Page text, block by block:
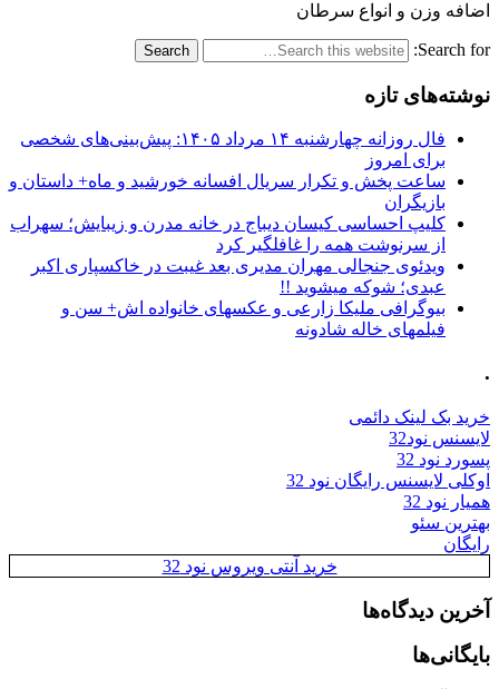
اضافه وزن و انواع سرطان
Search for:
نوشته‌های تازه
فال روزانه چهارشنبه ۱۴ مرداد ۱۴۰۵: پیش‌بینی‌های شخصی
برای امروز
ساعت پخش و تکرار سریال افسانه خورشید و ماه+ داستان و
بازیگران
کلیپ احساسی کیسان دیباج در خانه مدرن و زیبایش؛ سهراب
از سرنوشت همه را غافلگیر کرد
ویدئوی جنجالی مهران مدیری بعد غیبت در خاکسپاری اکبر
عبدی؛ شوکه میشوید !!
بیوگرافی ملیکا زارعی و عکسهای خانواده اش+ سن و
فیلمهای خاله شادونه
.
خرید بک لینک دائمی
لایسنس نود32
پسورد نود 32
اوکلی لایسنس رایگان نود 32
همیار نود 32
بهترین سئو
رایگان
خرید آنتی ویروس نود 32
آخرین دیدگاه‌ها
بایگانی‌ها